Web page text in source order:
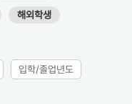
해외학생
입학/졸업년도